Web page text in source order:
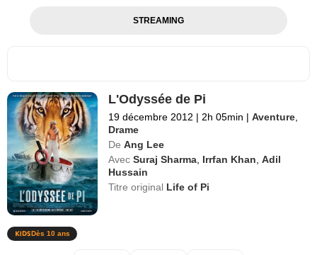
STREAMING
L'Odyssée de Pi
19 décembre 2012 | 2h 05min | Aventure,
Drame
De Ang Lee
Avec Suraj Sharma, Irrfan Khan,Adil
Hussain
Titre original Life of Pi
Dès 10 ans